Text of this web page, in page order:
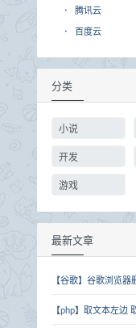
· 腾讯云
· 百度云
分类
小说
开发
游戏
最新文章
【谷歌】谷歌浏览器